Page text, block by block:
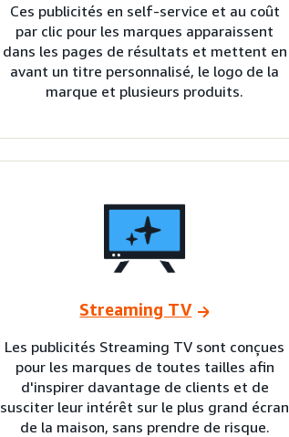
Ces publicités en self-service et au coût
par clic pour les marques apparaissent
dans les pages de résultats et mettent en
avant un titre personnalisé, le logo de la
marque et plusieurs produits.
Streaming TV
Les publicités Streaming TV sont conçues
pour les marques de toutes tailles afin
d'inspirer davantage de clients et de
susciter leur intérêt sur le plus grand écran
de la maison, sans prendre de risque.